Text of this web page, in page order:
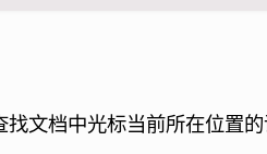
文档中光标当前所在位置